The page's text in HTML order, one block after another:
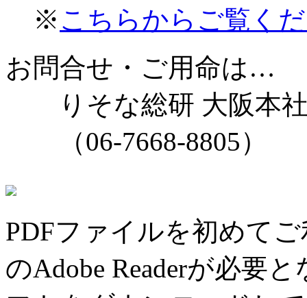
※ こちらからご覧く
お問合せ・ご用命は…
りそな総研 大阪本社
（06-7668-8805）
PDFファイルを初めて
のAdobe Readerが必要